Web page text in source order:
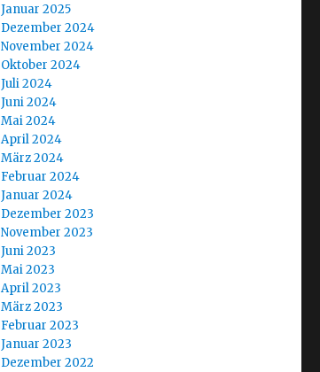
Januar 2025
Dezember 2024
November 2024
Oktober 2024
Juli 2024
Juni 2024
Mai 2024
April 2024
März 2024
Februar 2024
Januar 2024
Dezember 2023
November 2023
Juni 2023
Mai 2023
April 2023
März 2023
Februar 2023
Januar 2023
Dezember 2022